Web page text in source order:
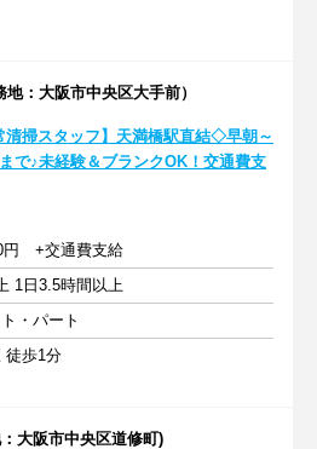
：大阪市中央区大手前）
清掃スタッフ】天満橋駅直結◇早朝～
で♪未経験＆ブランクOK！交通費支
円 +交通費支給
1日3.5時間以上
・パート
徒歩1分
大阪市中央区道修町)